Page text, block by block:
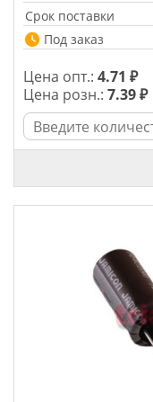
Срок поставки
Под заказ
Цена опт.: 4.71 ₽
Цена розн.: 7.39 ₽